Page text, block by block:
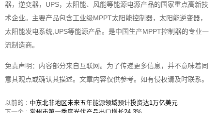
器，逆变器，UPS，太阳能、风能等能源电源产品的国家重点高新技
术企业。主要产品包含工业级MPPT太阳能控制器，太阳能逆变器，
太阳能发电系统,UPS等能源产品。是中国生产MPPT控制器的专业一
流制造商。
免责声明：内容部分来自互联网。为了传递更多信息，并不意味着同
意其观点或确认其描述。文章内容仅供参考。如有侵权请及时联系。
以前的 : 中东北非地区未来五年能源领域预计投资达1万亿美元